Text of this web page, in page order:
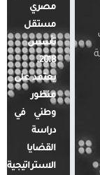
مصري
مستقل
تأسس
2018.
يعتمد على
منظور
وطني في
دراسة
القضايا
الاستراتيجية